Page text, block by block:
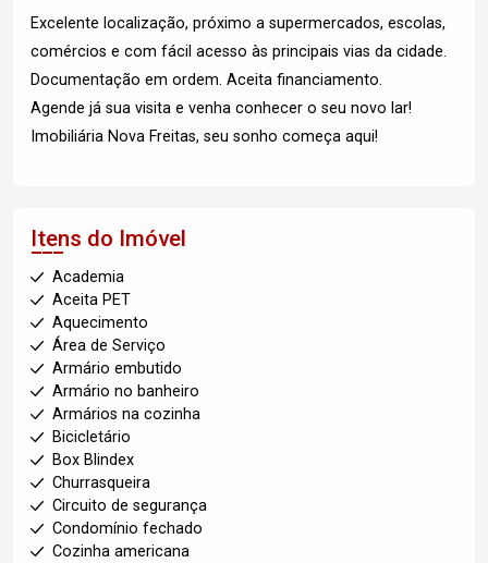
Excelente localização, próximo a supermercados, escolas,
comércios e com fácil acesso às principais vias da cidade.
Documentação em ordem. Aceita financiamento.
Agende já sua visita e venha conhecer o seu novo lar!
Imobiliária Nova Freitas, seu sonho começa aqui!
Itens do Imóvel
Academia
Aceita PET
Aquecimento
Área de Serviço
Armário embutido
Armário no banheiro
Armários na cozinha
Bicicletário
Box Blindex
Churrasqueira
Circuito de segurança
Condomínio fechado
Cozinha americana